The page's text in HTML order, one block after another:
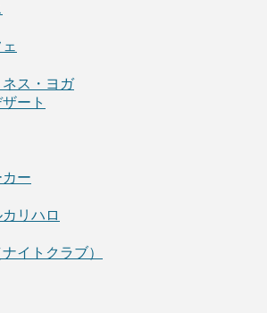
ス・ヨガ
ート
ー
リハロ
イトクラブ）